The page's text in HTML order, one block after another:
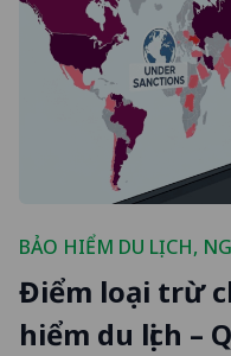
BẢO HIỂM DU LỊCH,
Điểm loại trừ
hiểm du lịch –